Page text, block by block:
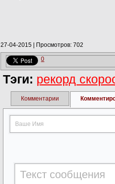
27-04-2015 Просмотров: 702
0
Тэги: рекорд
Комментарии